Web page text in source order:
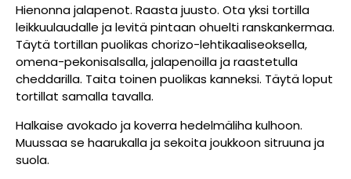
Hienonna jalapenot. Raasta juusto. Ota yksi tortilla
leikkuulaudalle ja levitä pintaan ohuelti ranskankermaa.
Täytä tortillan puolikas chorizo-lehtikaaliseoksella,
omena-pekonisalsalla, jalapenoilla ja raastetulla
cheddarilla. Taita toinen puolikas kanneksi. Täytä loput
tortillat samalla tavalla.
Halkaise avokado ja koverra hedelmäliha kulhoon.
Muussaa se haarukalla ja sekoita joukkoon sitruuna ja
suola.